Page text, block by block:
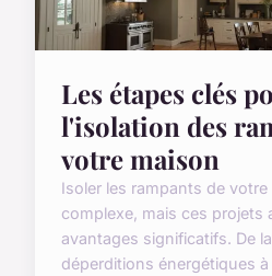
Les étapes clés
l'isolation des
votre maison
Isoler les rampants de
complexe, mais ces projets
avantages significatifs. De
déperditions énergétiques